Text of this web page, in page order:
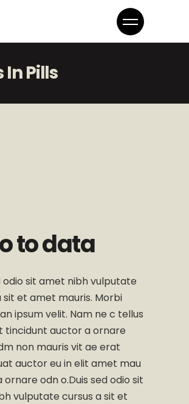
In Pills
to data
odio sit amet nibh vulputate
sit et amet mauris. Morbi
ipsum velit. Nam ne c tellus
tincidunt auctor a ornare
non mauris vit ae erat
auctor eu in elit amet mau
odn o.Duis sed odio sit
vulputate cursus a sit et